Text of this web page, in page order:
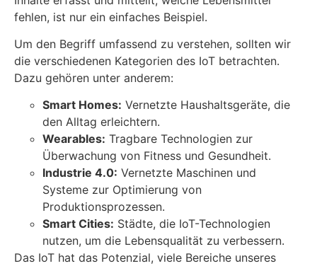
fehlen, ist nur ein einfaches Beispiel.
Um den Begriff umfassend zu verstehen, sollten wir
die verschiedenen Kategorien des IoT betrachten.
Dazu gehören unter anderem:
Smart Homes: Vernetzte Haushaltsgeräte, die
den Alltag erleichtern.
Wearables: Tragbare Technologien zur
Überwachung von Fitness und Gesundheit.
Industrie 4.0: Vernetzte Maschinen und
Systeme zur Optimierung von
Produktionsprozessen.
Smart Cities: Städte, die IoT-Technologien
nutzen, um die Lebensqualität zu verbessern.
Das IoT hat das Potenzial, viele Bereiche unseres